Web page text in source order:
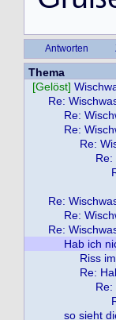
Antworten
Thema
[Gelöst]
Re:
Re:
Re:
Re:
Re:
Re:
Re:
Re:
Hab ich
Riss
Re:
Re:
so sieht